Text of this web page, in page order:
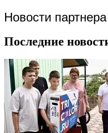
Новости
Последние